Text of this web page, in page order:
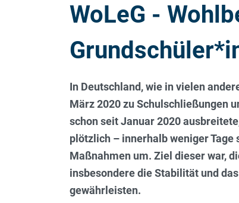
WoLeG -
In Deutschland, wie in vielen
März 2020 zu Schulschließungen
schon seit Januar 2020
plötzlich – innerhalb weniger Tage
Maßnahmen um. Ziel dieser war,
insbesondere die Stabilität und
gewährleisten.